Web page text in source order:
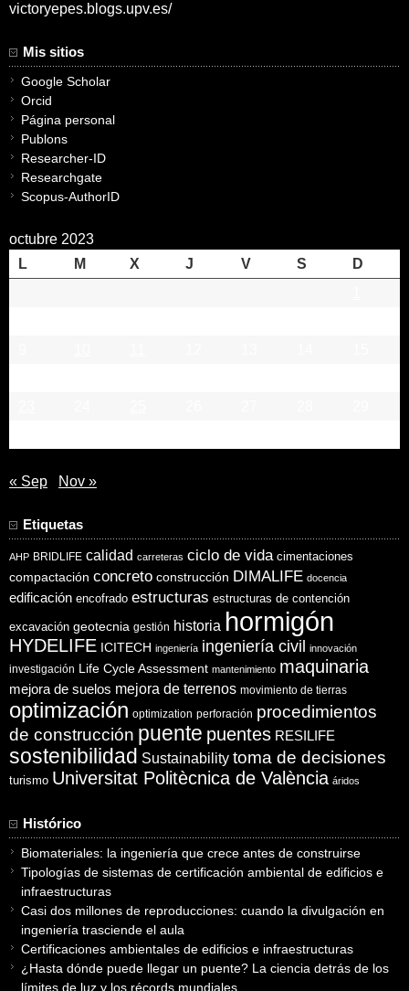
victoryepes.blogs.upv.es/
Mis sitios
Google Scholar
Orcid
Página personal
Publons
Researcher-ID
Researchgate
Scopus-AuthorID
octubre 2023
L
M X J V S
D
« Sep Nov »
Etiquetas
AHP BRIDLIFE calidad carreteras ciclo de vida cimentaciones
compactación concreto construcción DIMALIFE docencia
edificación encofrado estructuras estructuras de contención
excavación geotecnia gestión historia hormigón
HYDELIFE ICITECH ingeniería ingeniería civil innovación
investigación Life Cycle Assessment mantenimiento maquinaria
mejora de suelos mejora de terrenos movimiento de tierras
optimización optimization perforación procedimientos
de construcción puente puentes RESILIFE
sostenibilidad Sustainability toma de decisiones
turismo Universitat Politècnica de València áridos
Histórico
Biomateriales: la ingeniería que crece antes de construirse
Tipologías de sistemas de certificación ambiental de edificios e
infraestructuras
Casi dos millones de reproducciones: cuando la divulgación en
ingeniería trasciende el aula
Certificaciones ambientales de edificios e infraestructuras
¿Hasta dónde puede llegar un puente? La ciencia detrás de los
límites de luz y los récords mundiales